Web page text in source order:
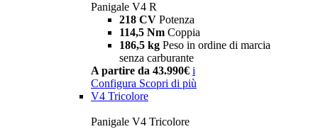
Panigale V4 R
218 CV Potenza
114,5 Nm Coppia
186,5 kg Peso in ordine di marcia
senza carburante
A partire da 43.990€ i
Configura Scopri di più
V4 Tricolore
Panigale V4 Tricolore